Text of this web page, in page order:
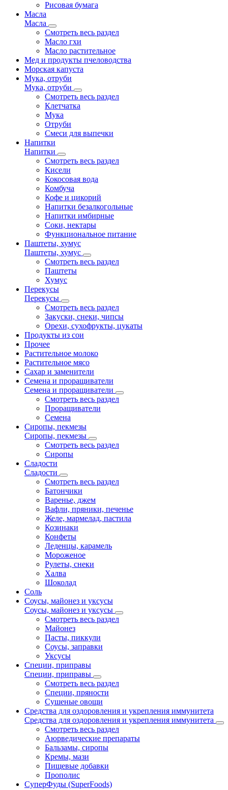
Рисовая бумага
Масла
Масла
Смотреть весь раздел
Масло гхи
Масло растительное
Мед и продукты пчеловодства
Морская капуста
Мука, отруби
Мука, отруби
Смотреть весь раздел
Клетчатка
Мука
Отруби
Смеси для выпечки
Напитки
Напитки
Смотреть весь раздел
Кисели
Кокосовая вода
Комбуча
Кофе и цикорий
Напитки безалкогольные
Напитки имбирные
Соки, нектары
Функциональное питание
Паштеты, хумус
Паштеты, хумус
Смотреть весь раздел
Паштеты
Хумус
Перекусы
Перекусы
Смотреть весь раздел
Закуски, снеки, чипсы
Орехи, сухофрукты, цукаты
Продукты из сои
Прочее
Растительное молоко
Растительное мясо
Сахар и заменители
Семена и проращиватели
Семена и проращиватели
Смотреть весь раздел
Проращиватели
Семена
Сиропы, пекмезы
Сиропы, пекмезы
Смотреть весь раздел
Сиропы
Сладости
Сладости
Смотреть весь раздел
Батончики
Варенье, джем
Вафли, пряники, печенье
Желе, мармелад, пастила
Козинаки
Конфеты
Леденцы, карамель
Мороженое
Рулеты, снеки
Халва
Шоколад
Соль
Соусы, майонез и уксусы
Соусы, майонез и уксусы
Смотреть весь раздел
Майонез
Пасты, пиккули
Соусы, заправки
Уксусы
Специи, приправы
Специи, приправы
Смотреть весь раздел
Специи, пряности
Сушеные овощи
Средства для оздоровления и укрепления иммунитета
Средства для оздоровления и укрепления иммунитета
Смотреть весь раздел
Аюрведические препараты
Бальзамы, сиропы
Кремы, мази
Пищевые добавки
Прополис
СуперФуды (SuperFoods)